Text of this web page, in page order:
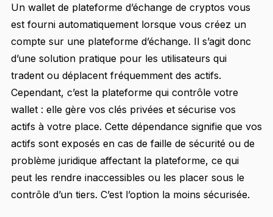
Un wallet de plateforme d’échange de cryptos vous
est fourni automatiquement lorsque vous créez un
compte sur une plateforme d’échange. Il s’agit donc
d’une solution pratique pour les utilisateurs qui
tradent ou déplacent fréquemment des actifs.
Cependant, c’est la plateforme qui contrôle votre
wallet : elle gère vos clés privées et sécurise vos
actifs à votre place. Cette dépendance signifie que vos
actifs sont exposés en cas de faille de sécurité ou de
problème juridique affectant la plateforme, ce qui
peut les rendre inaccessibles ou les placer sous le
contrôle d’un tiers. C’est l’option la moins sécurisée.